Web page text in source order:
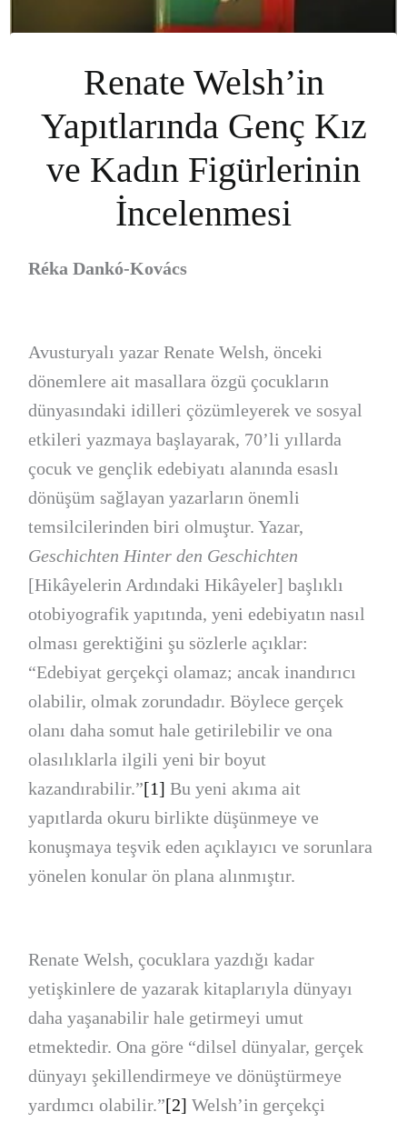
Renate Welsh’in
Yapıtlarında Genç Kız
ve Kadın Figürlerinin
İncelenmesi
Réka Dankó-Kovács
Avusturyalı yazar Renate Welsh, önceki
dönemlere ait masallara özgü çocukların
dünyasındaki idilleri çözümleyerek ve sosyal
etkileri yazmaya başlayarak, 70’li yıllarda
çocuk ve gençlik edebiyatı alanında esaslı
dönüşüm sağlayan yazarların önemli
temsilcilerinden biri olmuştur. Yazar,
Geschichten Hinter den Geschichten
[Hikâyelerin Ardındaki Hikâyeler] başlıklı
otobiyografik yapıtında, yeni edebiyatın nasıl
olması gerektiğini şu sözlerle açıklar:
“Edebiyat gerçekçi olamaz; ancak inandırıcı
olabilir, olmak zorundadır. Böylece gerçek
olanı daha somut hale getirilebilir ve ona
olasılıklarla ilgili yeni bir boyut
kazandırabilir.”[1] Bu yeni akıma ait
yapıtlarda okuru birlikte düşünmeye ve
konuşmaya teşvik eden açıklayıcı ve sorunlara
yönelen konular ön plana alınmıştır.
Renate Welsh, çocuklara yazdığı kadar
yetişkinlere de yazarak kitaplarıyla dünyayı
daha yaşanabilir hale getirmeyi umut
etmektedir. Ona göre “dilsel dünyalar, gerçek
dünyayı şekillendirmeye ve dönüştürmeye
yardımcı olabilir.”[2] Welsh’in gerçekçi